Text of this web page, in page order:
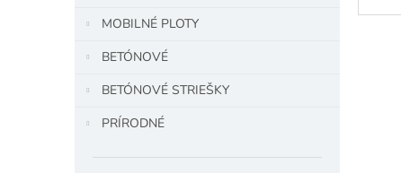
MOBILNÉ PLOTY
BETÓNOVÉ
BETÓNOVÉ STRIEŠKY
PRÍRODNÉ